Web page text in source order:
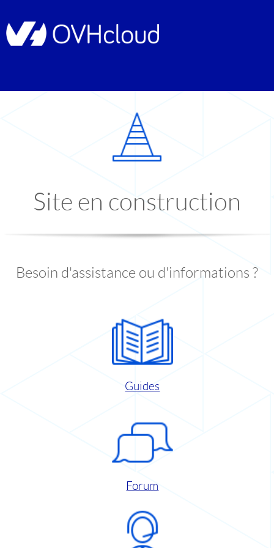
Site en construction
Besoin d'assistance ou d'informations ?
Guides
Forum